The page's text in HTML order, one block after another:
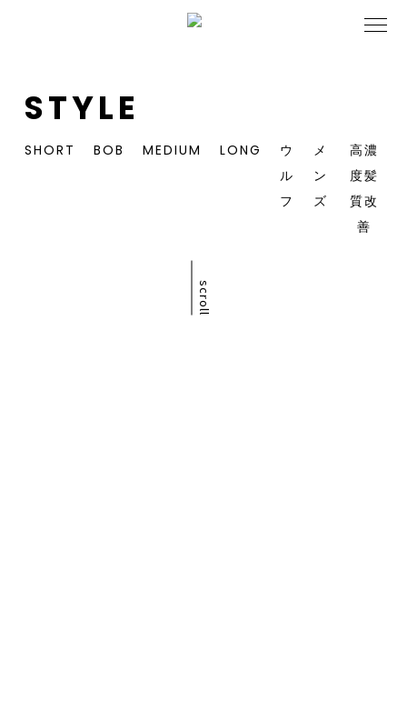
STYLE
SHORT BOB MEDIUM LONG
ウ
ル
フ
メ
ン
ズ
高濃
度髪
質改
善
scroll